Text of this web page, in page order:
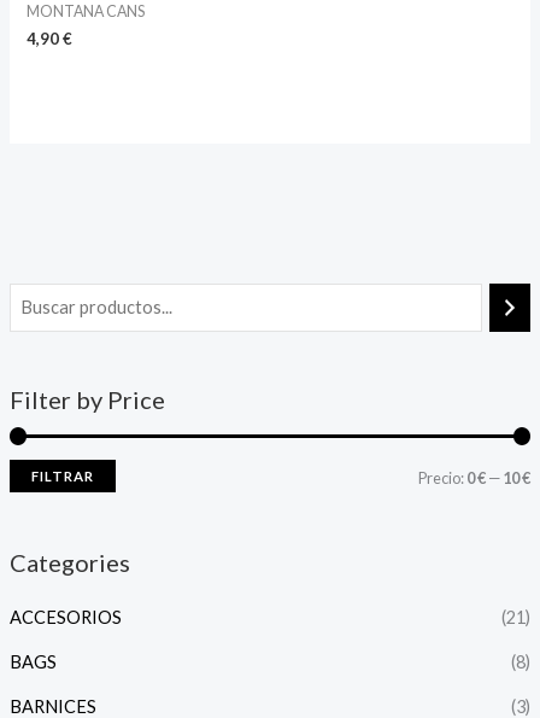
Filter by Price
FILTRAR Precio:0 €—10 €
Categories
ACCESORIOS (21)
BAGS (8)
BARNICES (3)
MONTANA CANS
4,90€